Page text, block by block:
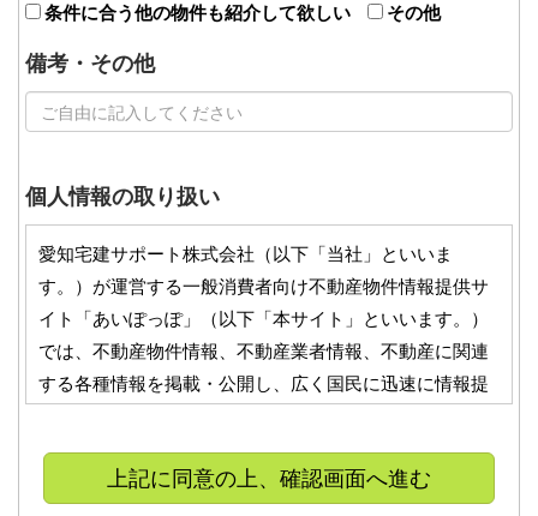
条件に合う他の物件も紹介して欲しい
その他
備考・その他
個人情報の取り扱い
愛知宅建サポート株式会社（以下「当社」といいま
す。）が運営する一般消費者向け不動産物件情報提供サ
イト「あいぽっぽ」（以下「本サイト」といいます。）
では、不動産物件情報、不動産業者情報、不動産に関連
する各種情報を掲載・公開し、広く国民に迅速に情報提
したサービス等を提供しております。
（公社）愛知県宅地建物取引業協会（以下「本会」とい
上記に同意の上、確認画面へ進む